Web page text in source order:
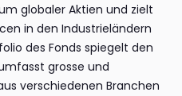
globaler Aktien und zielt
in den Industrieländern
des Fonds spiegelt den
grosse und
verschiedenen Branchen